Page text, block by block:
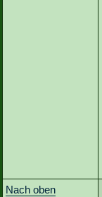
Nach oben